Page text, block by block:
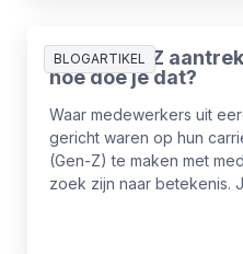
BLOGARTIKEL
Generatie Z
hoe doe je dat?
Waar medewerkers uit
gericht waren op hun
(Gen-Z) te maken met
zoek zijn naar betekenis.
idealen van Gen-Z,